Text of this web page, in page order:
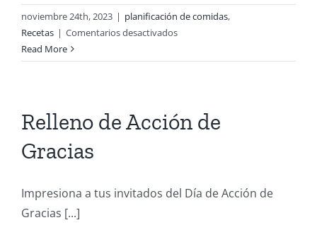
el
brunch
navideño
noviembre 24th, 2023 | planificación de comidas,
Recetas | Comentarios desactivadosen
de
Read More
Relleno de Acción de
Gracias
Impresiona a tus invitados del Día de Acción de
Gracias [...]